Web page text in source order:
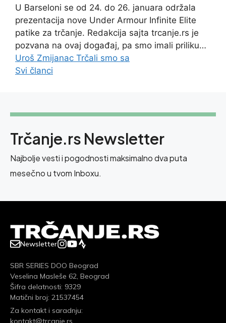
U Barseloni se od 24. do 26. januara održala
prezentacija nove Under Armour Infinite Elite
patike za trčanje. Redakcija sajta trcanje.rs je
pozvana na ovaj događaj, pa smo imali priliku…
Uroš Zmijanac Trčali smo sa
Svi članci
Trčanje.rs Newsletter
Najbolje vesti i pogodnosti maksimalno dva puta
mesečno u tvom Inboxu.
Newsletter
SBR SERIES DOO Beograd
Veselina Masleše 62, Beograd
Šifra delatnosti: 9329
Matični broj: 21537454
Za kontakt i saradnju:
kontakt@trcanje.rs